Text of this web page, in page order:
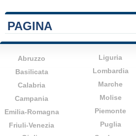
PAGINA
Abruzzo
Basilicata
Calabria
Campania
Emilia-Romagna
Friuli-Venezia
Liguria
Lombardia
Marche
Molise
Piemonte
Puglia